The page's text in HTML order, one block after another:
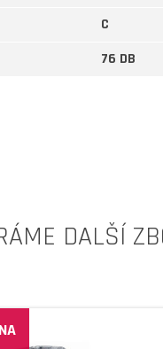
C
76 DB
DALŠÍ